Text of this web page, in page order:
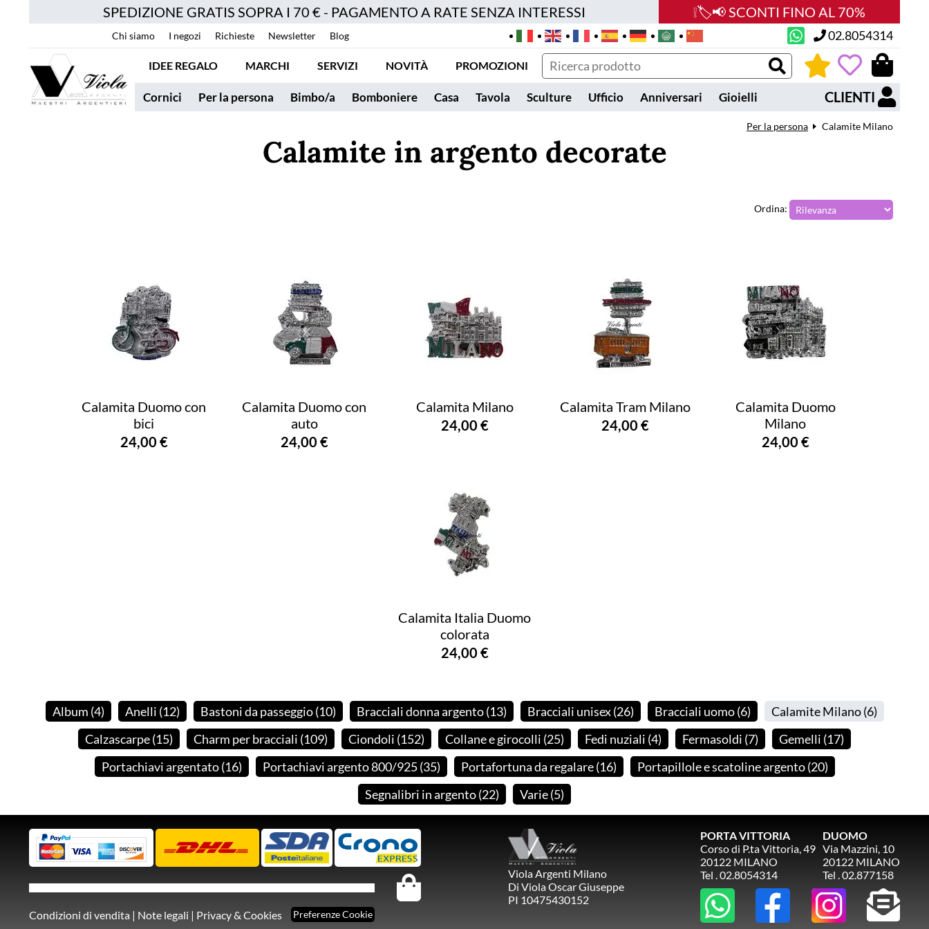
SPEDIZIONE GRATIS SOPRA I 70 € - PAGAMENTO A RATE SENZA INTERESSI ❕🏷️📢 SCONTI FINO AL 70%
Chi siamo I negozi Richieste Newsletter Blog 02.8054314
IDEE REGALO MARCHI SERVIZI NOVITÀ PROMOZIONI
Cornici Per la persona Bimbo/a Bomboniere Casa Tavola Sculture Ufficio Anniversari Gioielli CLIENTI
Per la persona Calamite Milano
Calamite in argento decorate
Ordina:
Calamita Duomo con
bici
24,00 €
Calamita Duomo con
auto
24,00 €
Calamita Milano
24,00 €
Calamita Tram Milano
24,00 €
Calamita Duomo
Milano
24,00 €
Calamita Italia Duomo
colorata
24,00 €
Album (4) Anelli (12) Bastoni da passeggio(10) Bracciali donna argento(13) Bracciali unisex(26) Bracciali uomo(6) Calamite Milano(6)
Calzascarpe(15) Charm per bracciali (109) Ciondoli (152) Collane e girocolli (25) Fedi nuziali (4) Fermasoldi (7) Gemelli (17)
Portachiavi argentato(16) Portachiavi argento 800/925(35) Portafortuna da regalare(16) Portapillole e scatoline argento(20)
Segnalibri in argento(22) Varie(5)
Condizioni di vendita | Note legali | Privacy & Cookies Preferenze Cookie
Viola Argenti Milano
Di Viola Oscar Giuseppe
PI 10475430152
PORTA VITTORIA
Corso di P.ta Vittoria, 49
20122 MILANO
Tel . 02.8054314
DUOMO
Via Mazzini, 10
20122 MILANO
Tel . 02.877158